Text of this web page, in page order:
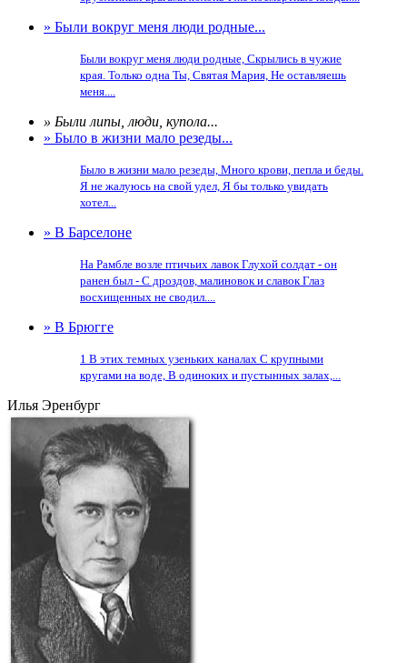
» Были вокруг меня люди родные...
Были вокруг меня люди родные, Скрылись в чужие
края. Только одна Ты, Святая Мария, Не оставляешь
меня....
» Были липы, люди, купола...
» Было в жизни мало резеды...
Было в жизни мало резеды, Много крови, пепла и беды.
Я не жалуюсь на свой удел, Я бы только увидать
хотел...
» В Барселоне
На Рамбле возле птичьих лавок Глухой солдат - он
ранен был - С дроздов, малиновок и славок Глаз
восхищенных не сводил....
» В Брюгге
1 В этих темных узеньких каналах С крупными
кругами на воде, В одиноких и пустынных залах,...
Илья Эренбург